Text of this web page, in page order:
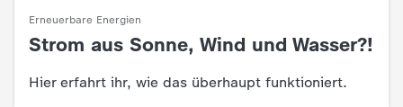
Erneuerbare Energien
:
Strom aus Sonne, Wind und Wasser?!
Hier erfahrt ihr, wie das überhaupt funktioniert.